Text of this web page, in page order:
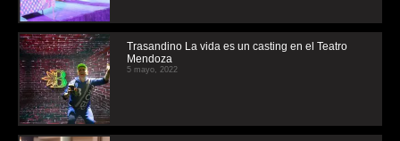
Trasandino La vida es un casting en el Teatro
Mendoza
5 mayo, 2022